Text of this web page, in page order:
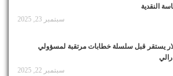
النقدية
سبتمبر 23, 2025
يستقر قبل سلسلة خطابات مرتقبة لمسؤولي
سبتمبر 22, 2025